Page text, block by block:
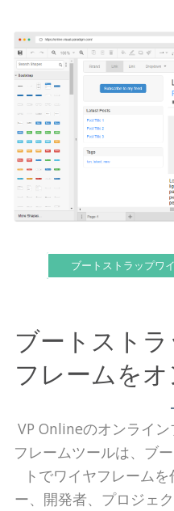
ブートストラップワ
ブートスト
フレームを
VP Onlineのオンライ
フレームツールは、ブ
トでワイヤフレーム
ー、開発者、プロジェ